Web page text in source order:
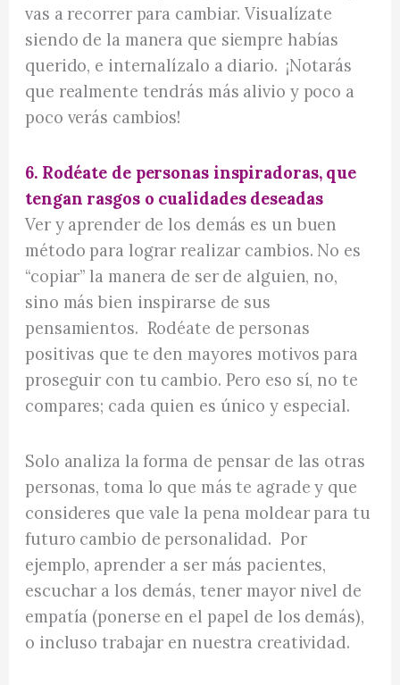
vas a recorrer para cambiar. Visualízate
siendo de la manera que siempre habías
querido, e internalízalo a diario. ¡Notarás
que realmente tendrás más alivio y poco a
poco verás cambios!
6. Rodéate de personas inspiradoras, que
tengan rasgos o cualidades deseadas
Ver y aprender de los demás es un buen
método para lograr realizar cambios. No es
“copiar” la manera de ser de alguien, no,
sino más bien inspirarse de sus
pensamientos. Rodéate de personas
positivas que te den mayores motivos para
proseguir con tu cambio. Pero eso sí, no te
compares; cada quien es único y especial.
Solo analiza la forma de pensar de las otras
personas, toma lo que más te agrade y que
consideres que vale la pena moldear para tu
futuro cambio de personalidad. Por
ejemplo, aprender a ser más pacientes,
escuchar a los demás, tener mayor nivel de
empatía (ponerse en el papel de los demás),
o incluso trabajar en nuestra creatividad.